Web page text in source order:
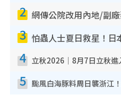
2
3
4
5